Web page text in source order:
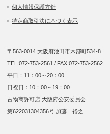
個人情報保護方針
特定商取引法に基づく表示
〒563-0014 大阪府池田市木部町534-8
TEL:072-753-2561 / FAX:072-753-2562
平日：11：00～20：00
日祝日：10：00～19：00
古物商許可店 大阪府公安委員会
第622031304356号 加藤 裕之